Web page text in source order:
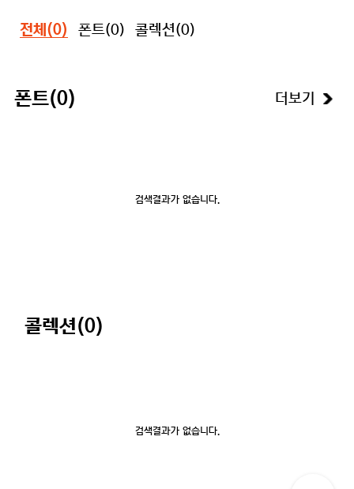
전체(0) 폰트(0) 콜렉션(0)
폰트(0) 더보기
검색결과가 없습니다.
콜렉션(0)
검색결과가 없습니다.